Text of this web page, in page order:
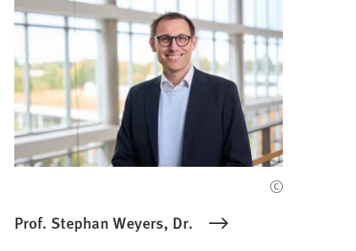
Prof. Stephan Weyers, Dr.